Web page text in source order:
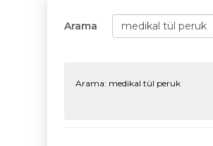
Arama
Arama: medikal tül peruk